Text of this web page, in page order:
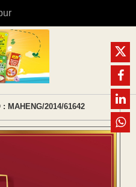
: MAHENG/2014/61642